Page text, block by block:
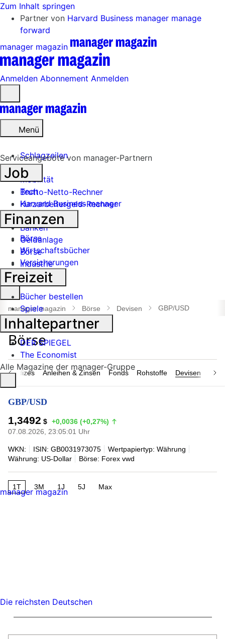
Zum Inhalt springen
Partner von Harvard Business manager manage
forward
manager magazin
Anmelden Abonnement Anmelden
öffnen
Menü
Schlagzeilen
Mobilität
Tech
Harvard Business manager
Handel
Banken
Geldanlage
Börse
Industrie
Suche
öffnen
manager magazin Börse Devisen GBP/USD
& Indizes Anleihen & Zinsen Fonds Rohstoffe Devisen
GBP/USD
1,3492 $ +0,0036 (+0,27%)
07.08.2026, 23:05:01 Uhr
WKN: ISIN: GB0031973075
Wertpapiertyp: Währung
Währung: US-Dollar
Börse: Forex vwd
1T 3M 1J 5J Max
Serviceangebote von manager-Partnern
Job
Brutto-Netto-Rechner
Kurzarbeitergeld-Rechner
Finanzen
Börse
Wirtschaftsbücher
Versicherungen
Freizeit
Bücher bestellen
Spiele
Inhaltepartner
DER SPIEGEL
The Economist
Alle Magazine der manager-Gruppe
manager magazin
Die reichsten Deutschen